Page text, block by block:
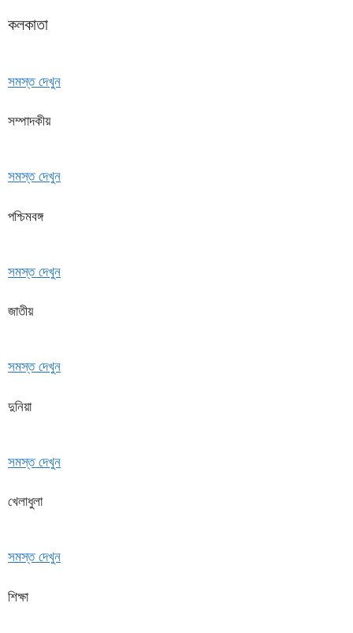
কলকাতা
সমস্ত দেখুন
সম্পাদকীয়
সমস্ত দেখুন
পশ্চিমবঙ্গ
সমস্ত দেখুন
জাতীয়
সমস্ত দেখুন
দুনিয়া
সমস্ত দেখুন
খেলাধুলা
সমস্ত দেখুন
শিক্ষা